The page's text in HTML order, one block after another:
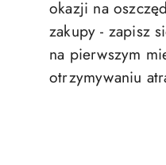
okazji na
zakupy - zapisz
na pierwszym
otrzymywaniu